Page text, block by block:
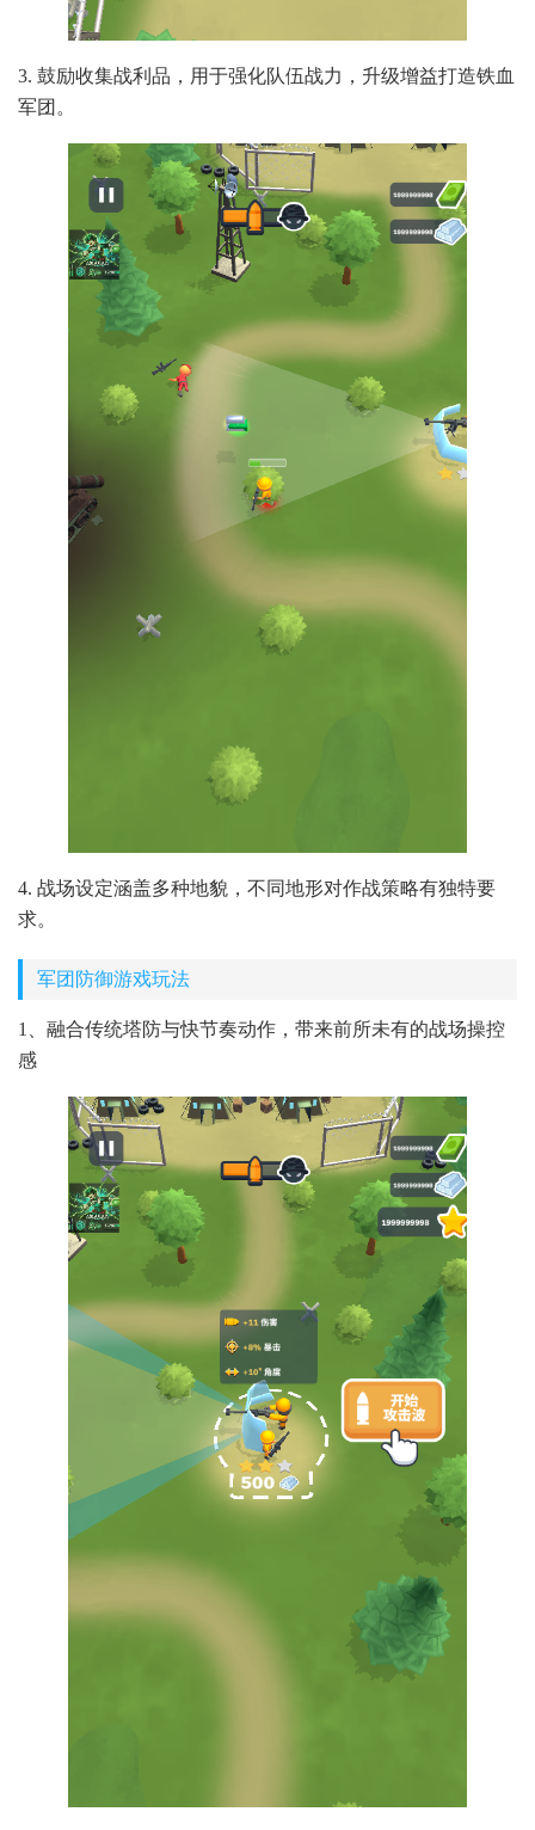
3. 鼓励收集战利品，用于强化队伍战力，升级增益打造铁血
军团。
4. 战场设定涵盖多种地貌，不同地形对作战策略有独特要
求。
军团防御游戏玩法
1、融合传统塔防与快节奏动作，带来前所未有的战场操控
感